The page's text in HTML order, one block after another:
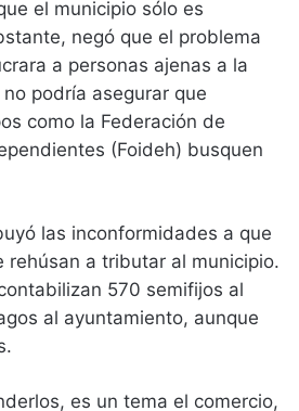
el municipio sólo es
negó que el problema
a personas ajenas a la
podría asegurar que
como la Federación de
(Foideh) busquen
las inconformidades a que
rehúsan a tributar al municipio.
570 semifijos al
al ayuntamiento, aunque
es un tema el comercio,